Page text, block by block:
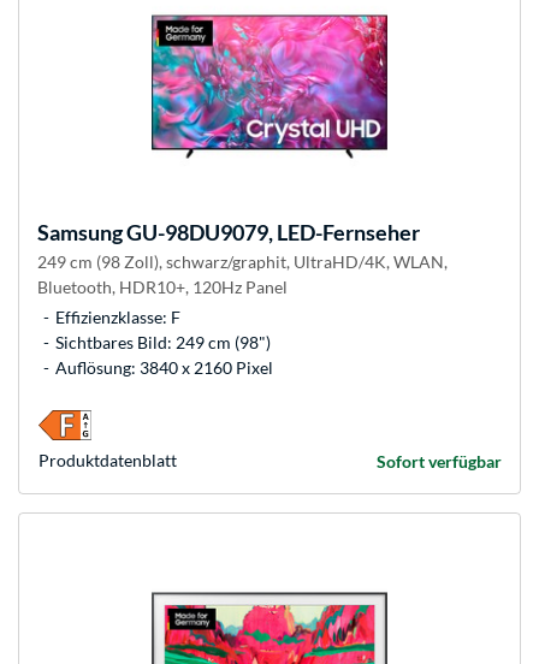
SamsungGU-98DU9079, LED-Fernseher
249 cm (98 Zoll), schwarz/graphit, UltraHD/4K, WLAN,
Bluetooth, HDR10+, 120Hz Panel
Effizienzklasse: F
Sichtbares Bild: 249 cm (98")
Auflösung: 3840 x 2160 Pixel
Sofort verfügbar
Produkt­datenblatt